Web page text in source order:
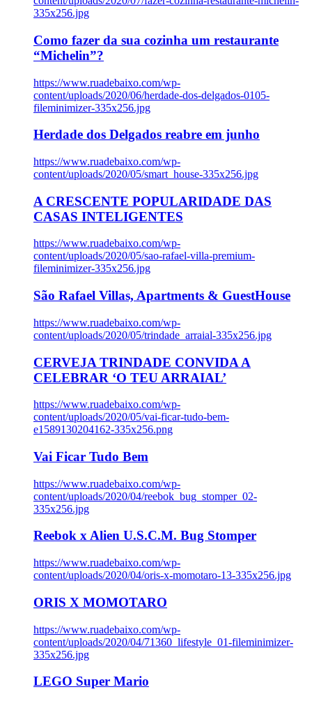
335x256.jpg
Como fazer da sua cozinha um restaurante
“Michelin”?
https://www.ruadebaixo.com/wp-
content/uploads/2020/06/herdade-dos-delgados-0105-
fileminimizer-335x256.jpg
Herdade dos Delgados reabre em junho
https://www.ruadebaixo.com/wp-
content/uploads/2020/05/smart_house-335x256.jpg
A CRESCENTE POPULARIDADE DAS
CASAS INTELIGENTES
https://www.ruadebaixo.com/wp-
content/uploads/2020/05/sao-rafael-villa-premium-
fileminimizer-335x256.jpg
São Rafael Villas, Apartments & GuestHouse
https://www.ruadebaixo.com/wp-
content/uploads/2020/05/trindade_arraial-335x256.jpg
CERVEJA TRINDADE CONVIDA A
CELEBRAR ‘O TEU ARRAIAL’
https://www.ruadebaixo.com/wp-
content/uploads/2020/05/vai-ficar-tudo-bem-
e1589130204162-335x256.png
Vai Ficar Tudo Bem
https://www.ruadebaixo.com/wp-
content/uploads/2020/04/reebok_bug_stomper_02-
335x256.jpg
Reebok x Alien U.S.C.M. Bug Stomper
https://www.ruadebaixo.com/wp-
content/uploads/2020/04/oris-x-momotaro-13-335x256.jpg
ORIS X MOMOTARO
https://www.ruadebaixo.com/wp-
content/uploads/2020/04/71360_lifestyle_01-fileminimizer-
335x256.jpg
LEGO Super Mario